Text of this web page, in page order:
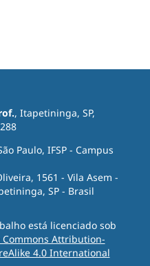
, Itapetininga, SP,
Paulo, IFSP - Campus
1561 - Vila Asem -
SP - Brasil
está licenciado sob
Commons Attribution-
4.0 International